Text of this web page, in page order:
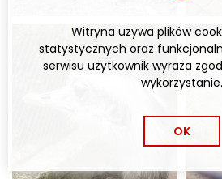
Witryna używa plików
statystycznych oraz
serwisu użytkownik wyraża
wykorzystanie.
OK